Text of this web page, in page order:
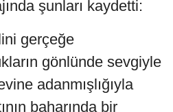
şunları kaydetti:
gerçeğe
gönlünde sevgiyle
adanmışlığıyla
baharında bir